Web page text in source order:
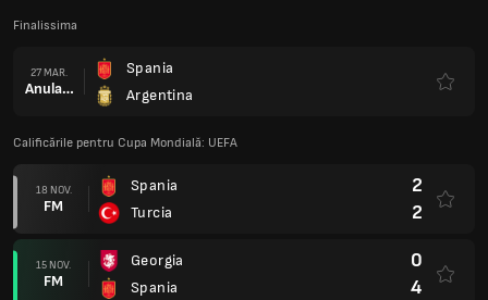
Finalissima
27 MAR.
Anulare
Spania
Argentina
Calificările pentru Cupa Mondială: UEFA
18 NOV.
FM
Spania
Turcia
2
2
15 NOV.
FM
Georgia
Spania
0
4